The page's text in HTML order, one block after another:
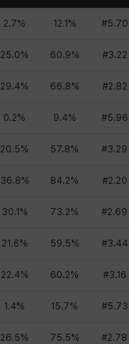
2.7% 12.1 % #5.70
25.0% 60.9% #3.22
29.4% 66.8% #2.82
0.2% 9.4% #5.96
20.5% 57.8% #3.29
36.8% 84.2% #2.20
30.1 % 73.2% #2.69
21.6% 59.5% #3.44
22.4% 60.2% #3.16
1.4% 15.7% #5.73
26.5% 75.5% #2.78